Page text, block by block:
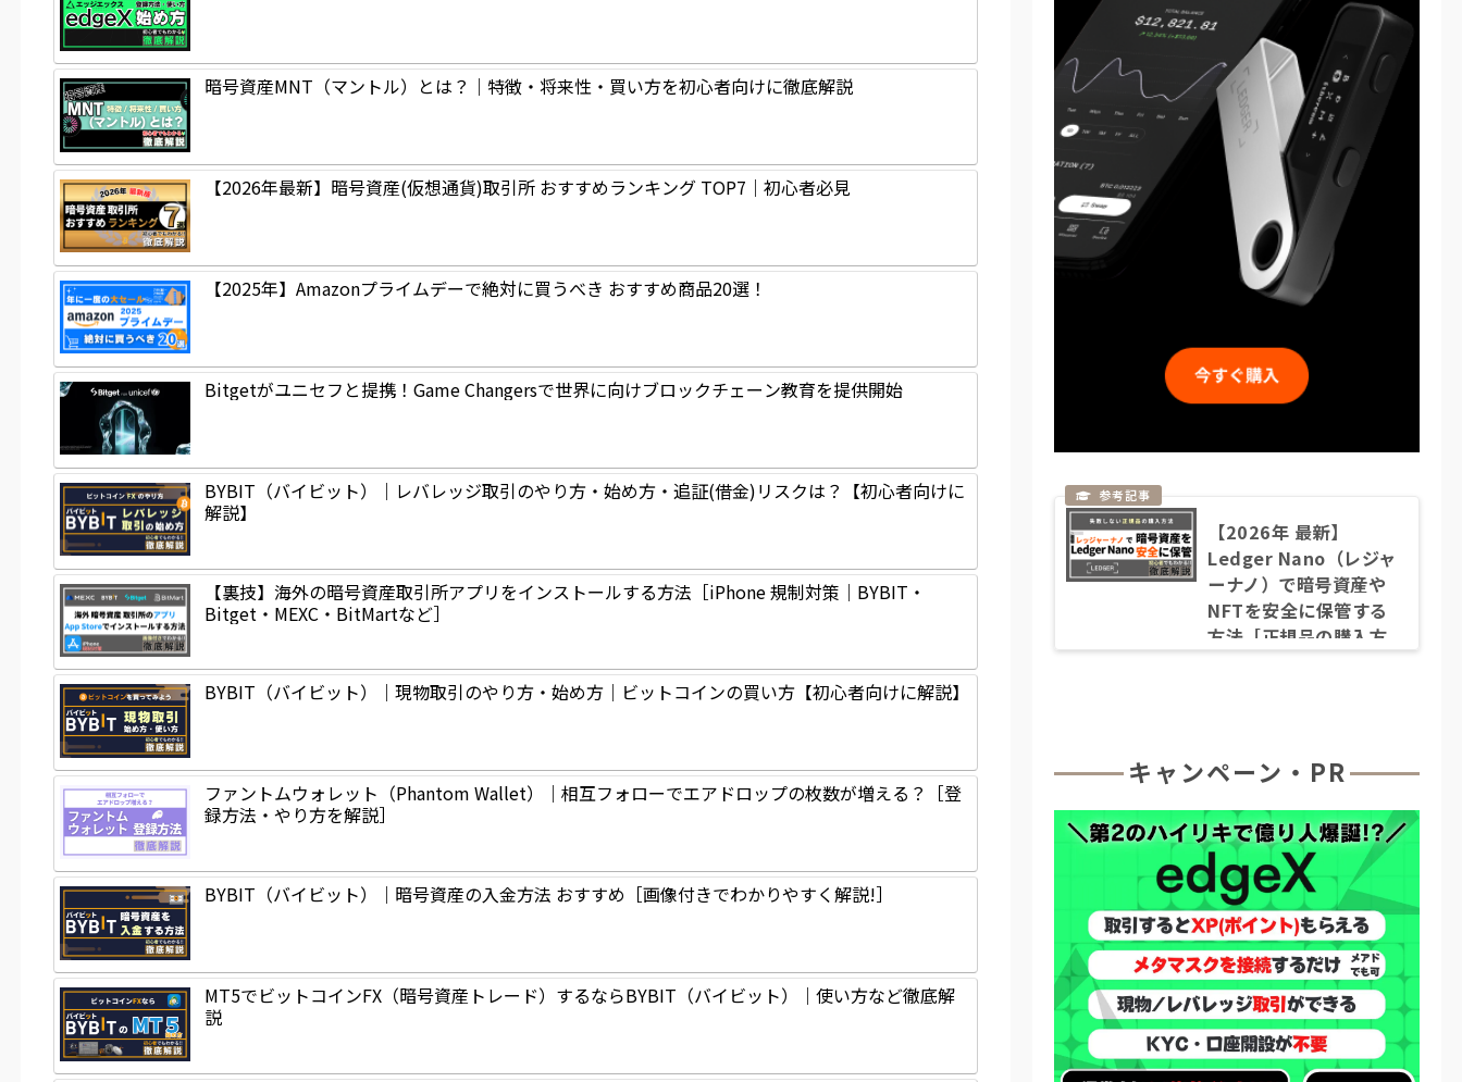
暗号資産MNT（マントル）とは？｜特徴・将来性・買い方を初心者向けに徹底解説
【2026年最新】暗号資産(仮想通貨)取引所 おすすめランキング TOP7｜初心者必見
【2025年】Amazonプライムデーで絶対に買うべき おすすめ商品20選！
Bitgetがユニセフと提携！Game Changersで世界に向けブロックチェーン教育を提供開始
BYBIT（バイビット）｜レバレッジ取引のやり方・始め方・追証(借金)リスクは？【初心者向けに
解説】
【裏技】海外の暗号資産取引所アプリをインストールする方法［iPhone 規制対策｜BYBIT・
Bitget・MEXC・BitMartなど］
BYBIT（バイビット）｜現物取引のやり方・始め方｜ビットコインの買い方【初心者向けに解説】
ファントムウォレット（Phantom Wallet）｜相互フォローでエアドロップの枚数が増える？［登
録方法・やり方を解説］
BYBIT（バイビット）｜暗号資産の入金方法 おすすめ［画像付きでわかりやすく解説!］
MT5でビットコインFX（暗号資産トレード）するならBYBIT（バイビット）｜使い方など徹底解
説
【2026年 最新】
Ledger Nano（レジャ
ーナノ）で暗号資産や
NFTを安全に保管する
方法［正規品の購入方
キャンペーン・PR